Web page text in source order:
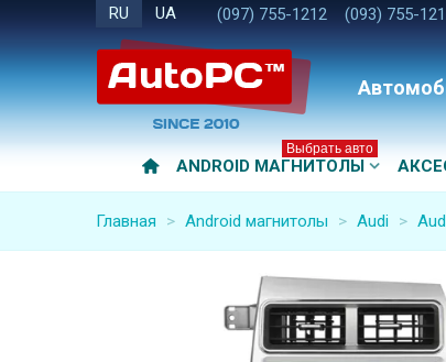
RU UA (097) 755-1212 (093) 755-
ANDROID МАГНИТОЛЫ
Выбрать авто
Главная > Android магнитолы > Audi >